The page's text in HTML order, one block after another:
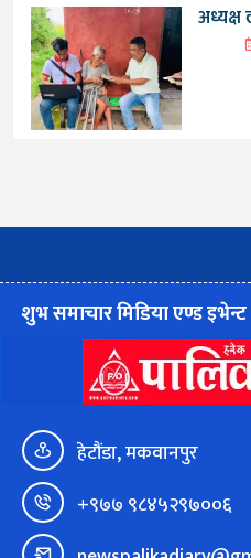
अध्यक्ष
शुभ समाचार मिडिया एण्ड इभेन्ट
हेटौंडा, मकवानपुर
+९७७ ९८४५२९७००६